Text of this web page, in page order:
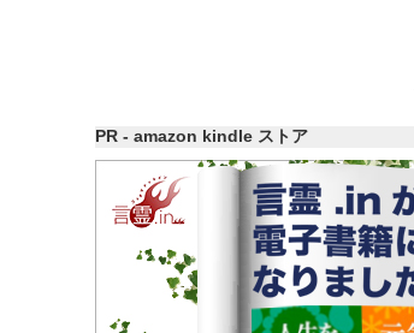
PR - amazon kindle ストア